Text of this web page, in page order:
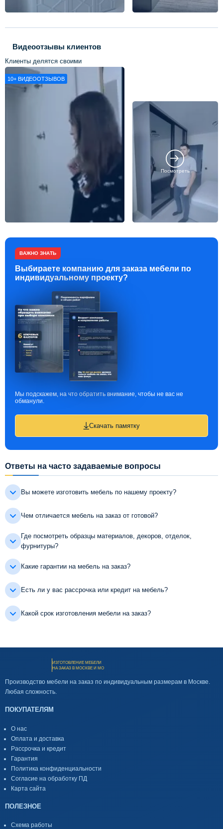
Видеоотзывы клиентов
Клиенты делятся своими
впечатлениями о нашей работе
10+ ВИДЕООТЗЫВОВ
Посмотреть
ВАЖНО ЗНАТЬ
Выбираете компанию для заказа мебели по
индивидуальному проекту?
Мы подскажем, на что обратить внимание, чтобы не вас не
обманули.
Скачать памятку
Ответы на часто задаваемые вопросы
Вы можете изготовить мебель по нашему проекту?
Чем отличается мебель на заказ от готовой?
Где посмотреть образцы материалов, декоров, отделок,
фурнитуры?
Какие гарантии на мебель на заказ?
Есть ли у вас рассрочка или кредит на мебель?
Какой срок изготовления мебели на заказ?
ИЗГОТОВЛЕНИЕ МЕБЕЛИ
НА ЗАКАЗ В МОСКВЕ И МО
Производство мебели на заказ по индивидуальным размерам в Москве.
Любая сложность.
ПОКУПАТЕЛЯМ
О нас
Оплата и доставка
Рассрочка и кредит
Гарантия
Политика конфиденциальности
Согласие на обработку ПД
Карта сайта
ПОЛЕЗНОЕ
Схема работы